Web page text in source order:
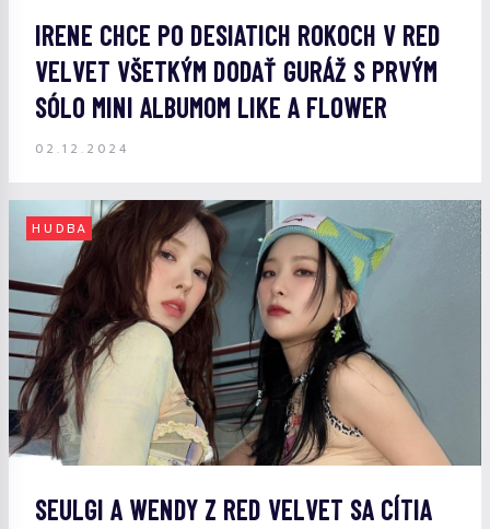
IRENE CHCE PO DESIATICH ROKOCH V RED
VELVET VŠETKÝM DODAŤ GURÁŽ S PRVÝM
SÓLO MINI ALBUMOM LIKE A FLOWER
02.12.2024
HUDBA
SEULGI A WENDY Z RED VELVET SA CÍTIA